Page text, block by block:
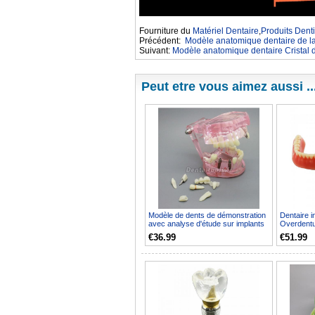
Fourniture du Matériel Dentaire,Produits
Précédent: Modèle anatomique dentaire de
Suivant: Modèle anatomique dentaire Cristal
Peut etre vous aimez aussi
Modèle de dents de démonstration
avec analyse d'étude sur implants
dentaires ave...
€36.99
Dentaire
€51.99